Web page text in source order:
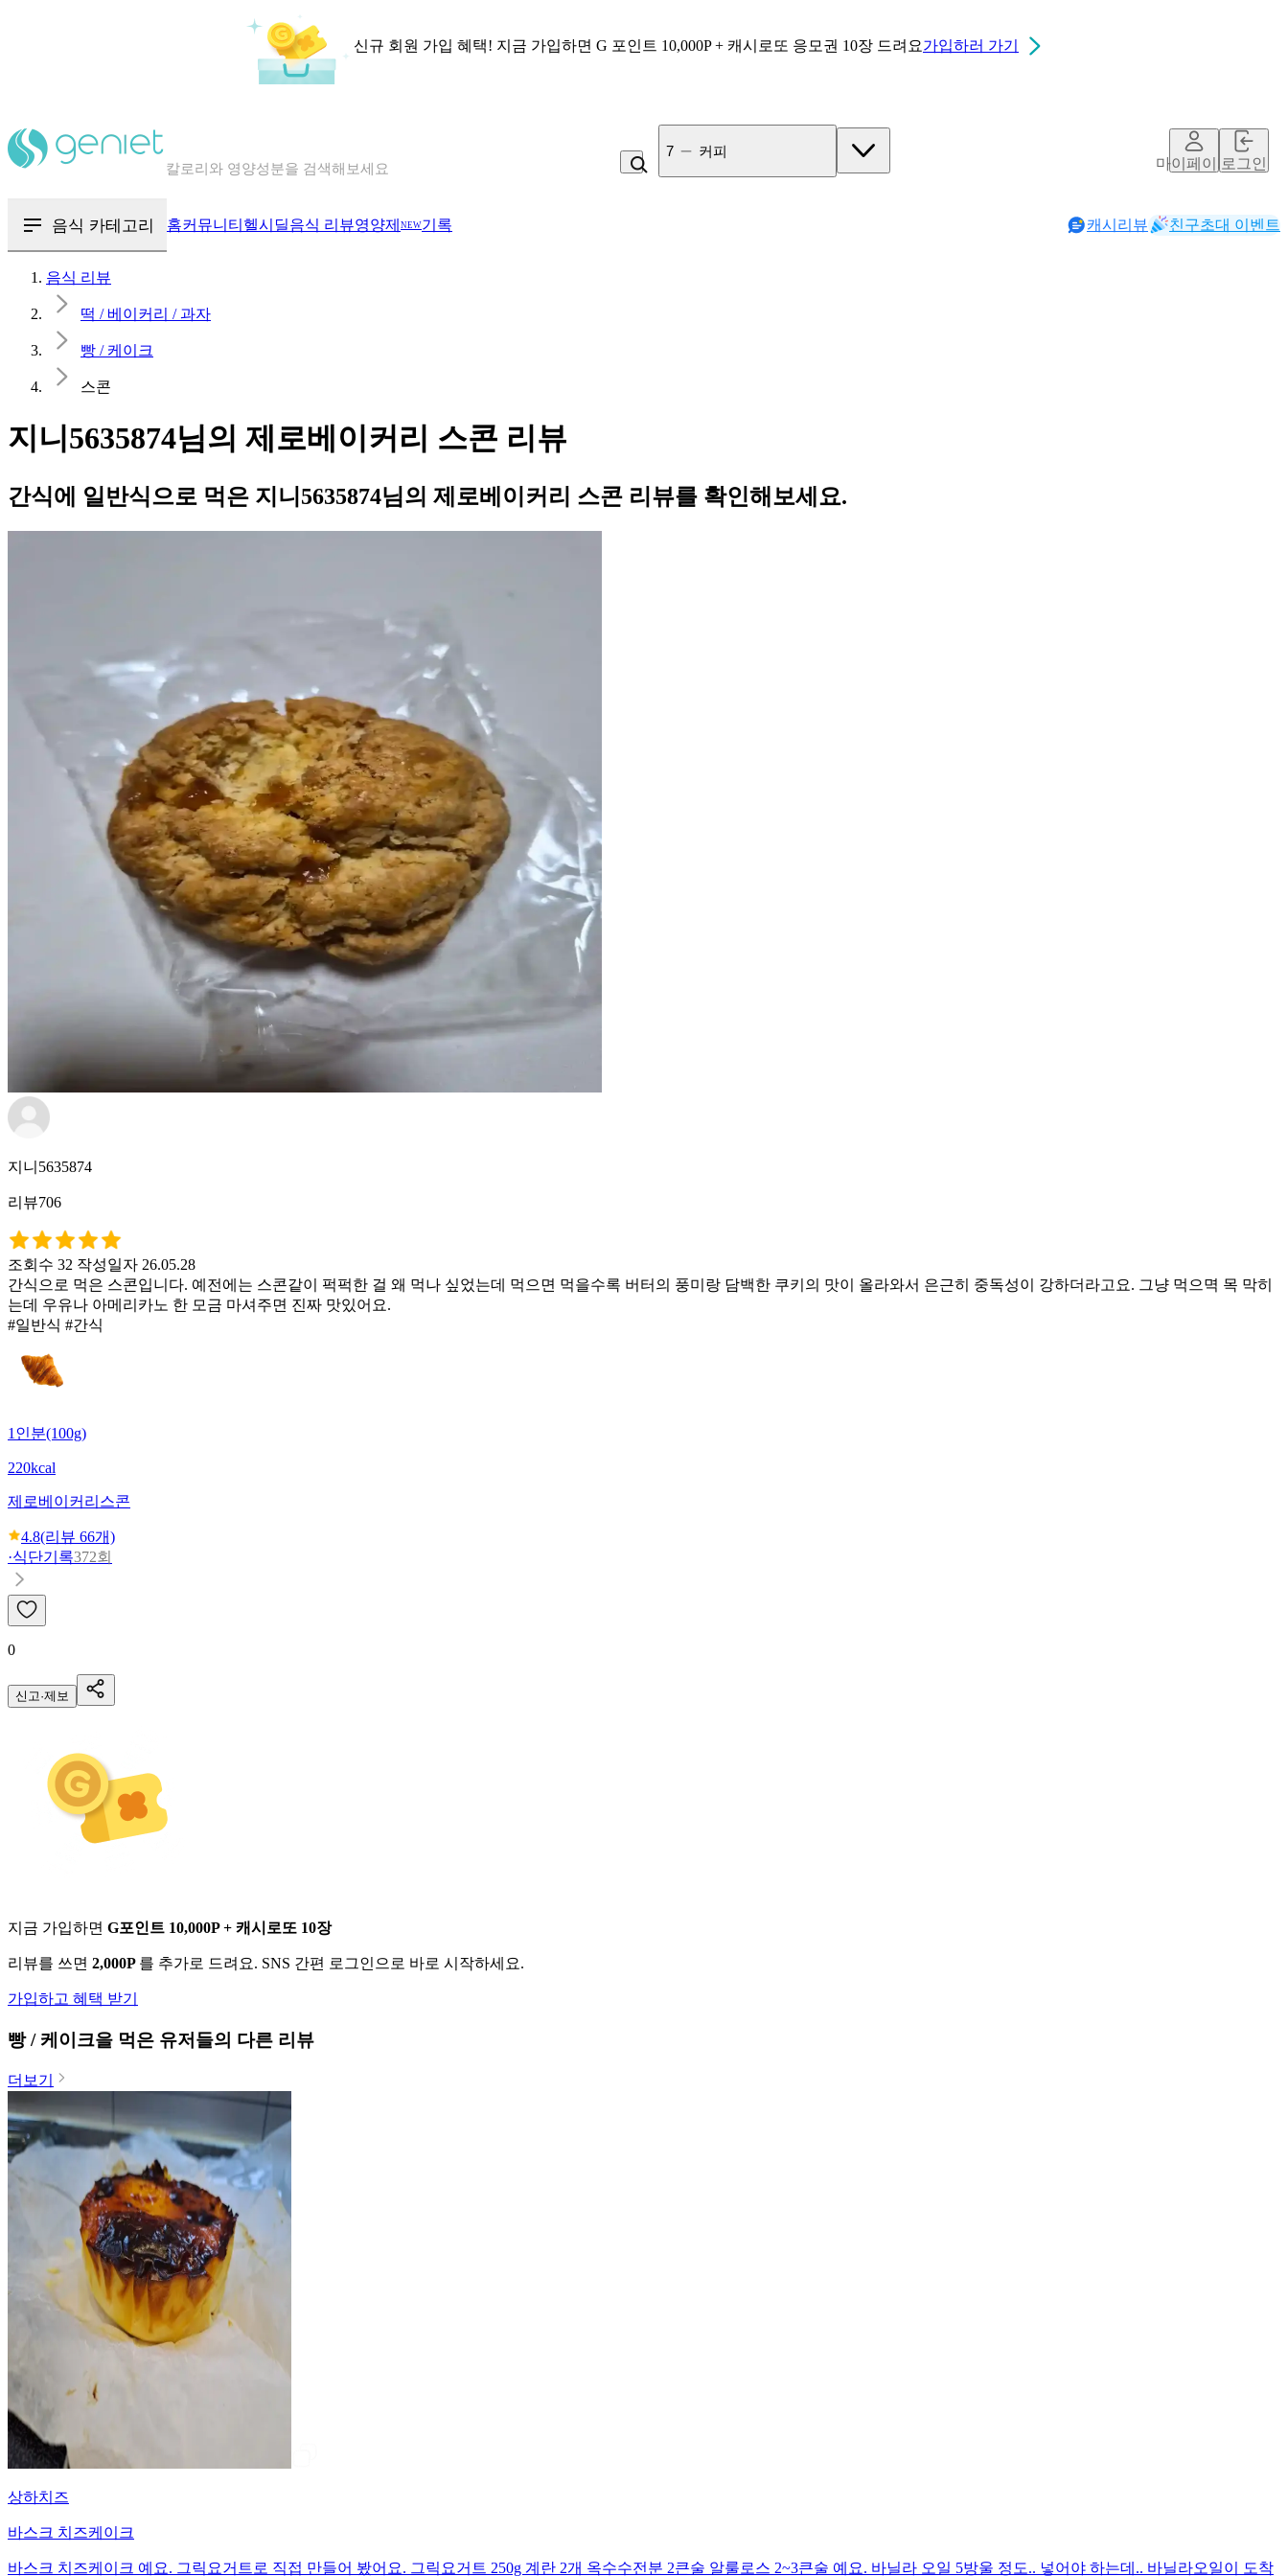
신규 회원 가입 혜택! 지금 가입하면 G 포인트 10,000P + 캐시로또 응모권 10장 드려요가입하러 가기
혈당 · 다이어트 음식 검색해보세요
7 커피
마이페이지로그인
음식 카테고리 홈커뮤니티 헬시딜음식 리뷰영양제 NEW기록 캐시리뷰 친구초대 이벤트
음식 리뷰
떡 / 베이커리 / 과자
빵 / 케이크
스콘
지니5635874님의 제로베이커리 스콘 리뷰
간식에 일반식으로 먹은 지니5635874님의 제로베이커리 스콘 리뷰를 확인해보세요.
지니5635874
리뷰706
조회수 32 작성일자 26.05.28
간식으로 먹은 스콘입니다. 예전에는 스콘같이 퍽퍽한 걸 왜 먹나 싶었는데 먹으면 먹을수록 버터의 풍미랑 담백한 쿠키의 맛이 올라와서 은근히 중독성이 강하더라고요. 그냥 먹으멱 목 막히
는데 우유나 아메리카노 한 모금 마셔주면 진짜 맛있어요.
#일반식 #간식
1인분(100g)
220kcal
제로베이커리 스콘
4.8(리뷰 66개)
·식단기록372회
0
신고·제보
지금 가입하면 G포인트 10,000P + 캐시로또 10장
리뷰를 쓰면 2,000P 를 추가로 드려요. SNS 간편 로그인으로 바로 시작하세요.
가입하고 혜택 받기
빵 / 케이크을 먹은 유저들의 다른 리뷰
더보기
상하치즈
바스크 치즈케이크
바스크 치즈케이크 예요. 그릭요거트로 직접 만들어 봤어요. 그릭요거트 250g 계란 2개 옥수수전분 2큰술 알룰로스 2~3큰술 예요. 바닐라 오일 5방울 정도.. 넣어야 하는데.. 바닐라오일이 도착